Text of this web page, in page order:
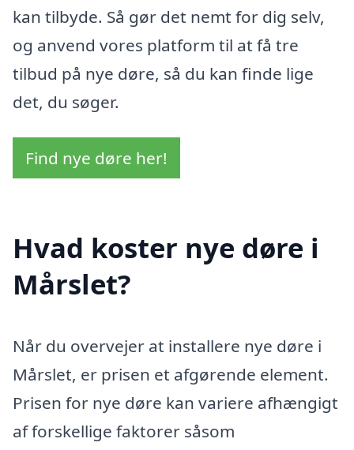
kan tilbyde. Så gør det nemt for dig selv,
og anvend vores platform til at få tre
tilbud på nye døre, så du kan finde lige
det, du søger.
Find nye døre her!
Hvad koster nye døre i
Mårslet?
Når du overvejer at installere nye døre i
Mårslet, er prisen et afgørende element.
Prisen for nye døre kan variere afhængigt
af forskellige faktorer såsom